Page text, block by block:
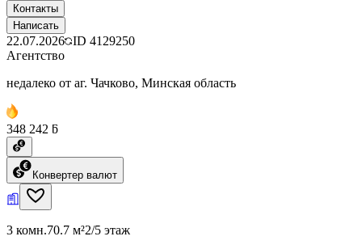
Контакты
Написать
22.07.2026 ID 4129250
Агентство
недалеко от аг. Чачково, Минская область
348 242 ƃ
Конвертер валют
3 комн.70.7 м²2/5 этаж